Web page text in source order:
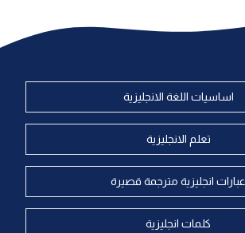
اساسيات اللغة الانجليزية
تعلم الانجليزية
عبارات انجليزية مترجمة قصيرة
كلمات انجليزية